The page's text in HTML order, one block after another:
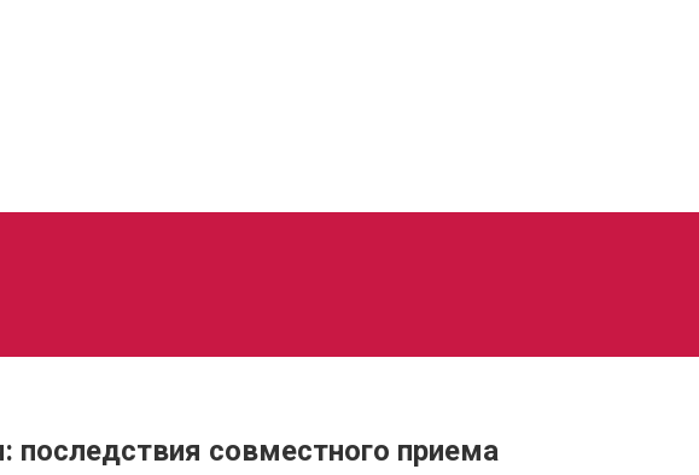
последствия совместного приема